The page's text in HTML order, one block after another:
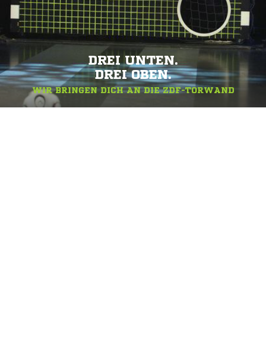
DREI UNTEN.
DREI OBEN.
WIR BRINGEN DICH AN DIE ZDF-TORWAND